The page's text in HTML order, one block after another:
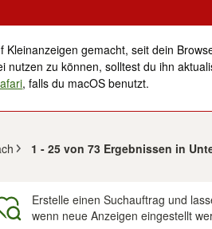
Kleinanzeigen gemacht, seit dein
nutzen zu können, solltest du ihn
, falls du macOS benutzt.
1 - 25 von 73 Ergebnissen in
Erstelle einen Suchauftrag und
wenn neue Anzeigen eingestellt